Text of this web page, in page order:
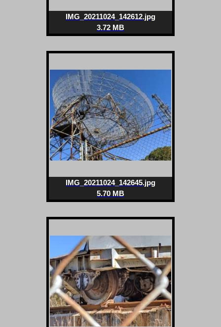
IMG_20211024_142612.jpg
3.72 MB
IMG_20211024_142645.jpg
5.70 MB